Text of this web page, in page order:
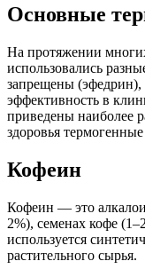
Основные
На протяжении
использовались
запрещены (эфедрин),
эффективность в
приведены наиболее
здоровья термогенные
Кофеин
Кофеин — это
2%), семенах кофе
используется
растительного сырья.